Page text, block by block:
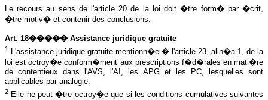
Le recours au sens de l'article 20 de la loi doit �tre form� par �crit,
�tre motiv� et contenir des conclusions.
Art. 18����� Assistance juridique gratuite
1 L'assistance juridique gratuite mentionn�e � l'article 23, alin�a 1, de la
loi est octroy�e conform�ment aux prescriptions f�d�rales en mati�re
de contentieux dans l'AVS, l'AI, les APG et les PC, lesquelles sont
applicables par analogie.
2 Elle ne peut �tre octroy�e que si les conditions cumulatives suivantes